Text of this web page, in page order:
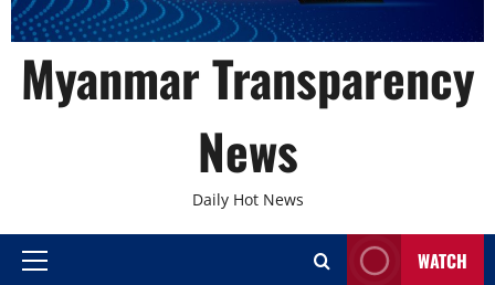
Myanmar Transparency
News
Daily Hot News
Primary
WATCH